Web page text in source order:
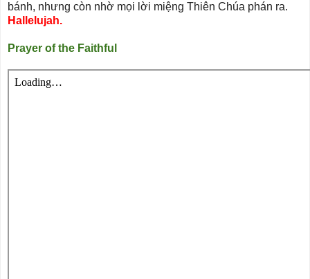
bánh, nhưng còn nhờ mọi lời miệng Thiên Chúa phán ra.
Hallelujah.
Prayer of the Faithful